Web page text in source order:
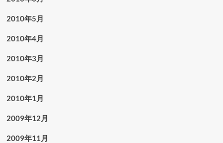
2010年5月
2010年4月
2010年3月
2010年2月
2010年1月
2009年12月
2009年11月